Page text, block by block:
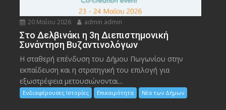
20 Μαΐου 2026 admin admin
Στο Δελβινάκι η 3η Διεπιστημονική
Συνάντηση Βυζαντινολόγων
Η σταθερή επένδυση του Δήμου Πωγωνίου στην
εκπαίδευση και η στρατηγική του επιλογή για
εξωστρέφεια μετουσιώνονται...
Ενδιαφέρουσες Ιστορίες Επικαιρότητα Νέα των Δήμων